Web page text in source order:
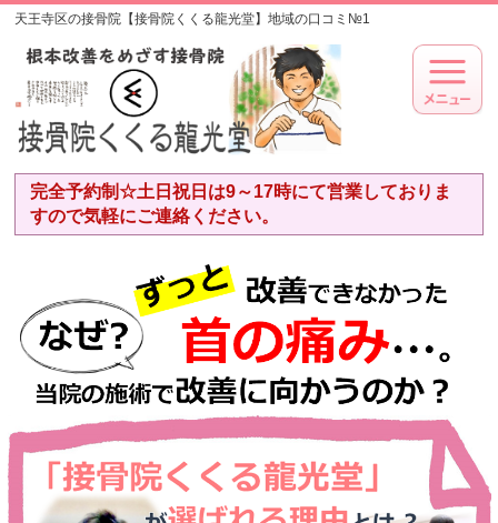
天王寺区の接骨院【接骨院くくる龍光堂】地域の口コミ№1
完全予約制☆土日祝日は9～17時にて営業しておりま
すので気軽にご連絡ください。